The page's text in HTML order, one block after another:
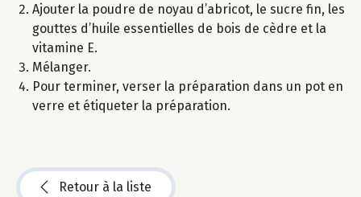
Ajouter la poudre de noyau d’abricot, le sucre fin, les
gouttes d’huile essentielles de bois de cèdre et la
vitamine E.
Mélanger.
Pour terminer, verser la préparation dans un pot en
verre et étiqueter la préparation.
Retour à la liste